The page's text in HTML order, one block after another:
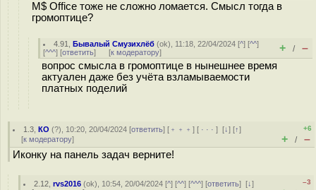
M$ Office тоже не сложно ломается. Смысл тогда в
громоптице?
4.91 ,Бывалый Смузихлёб (ok), 11:18, 22/04/2024 [^] [^^]
[^^^] [ответить] [к модератору] + / –
вопрос смысла в громоптице в нынешнее время
актуален даже без учёта взламываемости
платных поделий
1.3 ,КО (?), 10:20, 20/04/2024 [ответить] [ ﹢﹢﹢] [ · · ·][↓] [↑]
[к модератору]
+6
+ / –
Иконку на панель задач верните!
2.12 ,rvs2016 (ok), 10:54, 20/04/2024 [^] [^^] [^^^] [ответить][↓]
–3